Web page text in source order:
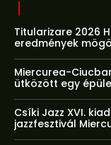
Titularizare 2026
eredmények
Miercurea-
ütközött egy
Csíki Jazz XVI.
jazzfesztivál